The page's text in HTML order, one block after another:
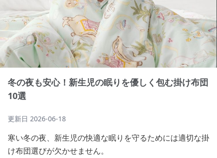
冬の夜も安心！新生児の眠りを優しく包む掛け布団
10選
更新日 2026-06-18
寒い冬の夜、新生児の快適な眠りを守るためには適切な掛
け布団選びが欠かせません。